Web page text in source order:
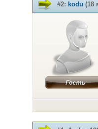
#2: kodu (18